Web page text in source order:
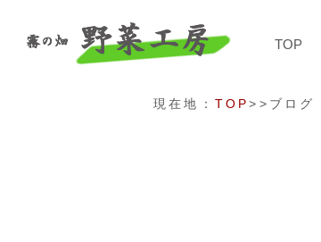
TOP
現在地： TOP>>ブログ